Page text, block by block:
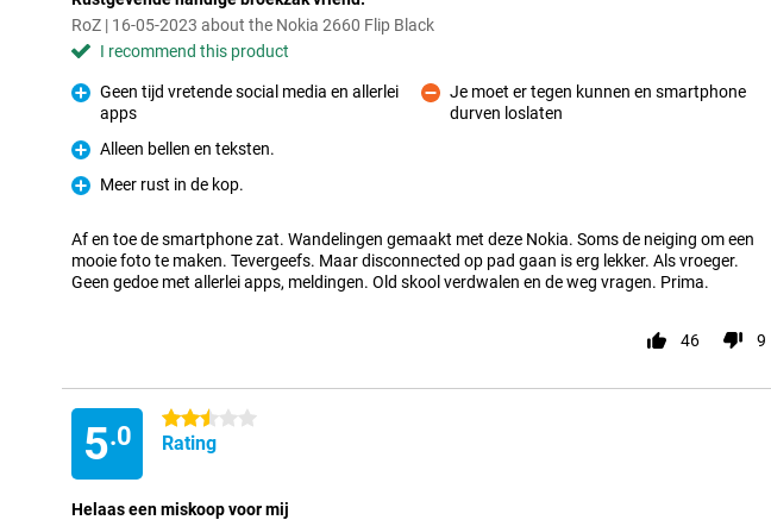
RoZ | 16-05-2023 about the Nokia 2660 Flip Black
I recommend this product
Geen tijd vretende social media en allerlei
apps
Pro
Alleen bellen en teksten.
Pro
Meer rust in de kop.
Con
Je moet er tegen kunnen en smartphone
durven loslaten
Af en toe de smartphone zat. Wandelingen gemaakt met deze Nokia. Soms de neiging om een
mooie foto te maken. Tevergeefs. Maar disconnected op pad gaan is erg lekker. Als vroeger.
Geen gedoe met allerlei apps, meldingen. Old skool verdwalen en de weg vragen. Prima.
46 9
5.0
2.5 stars
Rating
Helaas een miskoop voor mij